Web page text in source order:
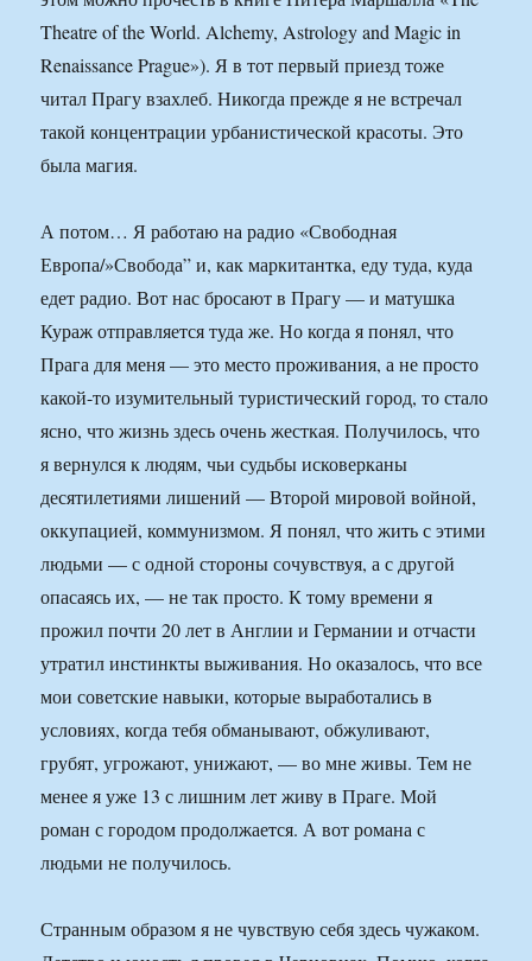
Theatre of the World. Alchemy, Astrology and Magic in
Renaissance Prague»). Я в тот первый приезд тоже
читал Прагу взахлеб. Никогда прежде я не встречал
такой концентрации урбанистической красоты. Это
была магия.
А потом… Я работаю на радио «Свободная
Европа/»Свобода” и, как маркитантка, еду туда, куда
едет радио. Вот нас бросают в Прагу — и матушка
Кураж отправляется туда же. Но когда я понял, что
Прага для меня — это место проживания, а не просто
какой-то изумительный туристический город, то стало
ясно, что жизнь здесь очень жесткая. Получилось, что
я вернулся к людям, чьи судьбы исковерканы
десятилетиями лишений — Второй мировой войной,
оккупацией, коммунизмом. Я понял, что жить с этими
людьми — с одной стороны сочувствуя, а с другой
опасаясь их, — не так просто. К тому времени я
прожил почти 20 лет в Англии и Германии и отчасти
утратил инстинкты выживания. Но оказалось, что все
мои советские навыки, которые выработались в
условиях, когда тебя обманывают, обжуливают,
грубят, угрожают, унижают, — во мне живы. Тем не
менее я уже 13 с лишним лет живу в Праге. Мой
роман с городом продолжается. А вот романа с
людьми не получилось.
Странным образом я не чувствую себя здесь чужаком.